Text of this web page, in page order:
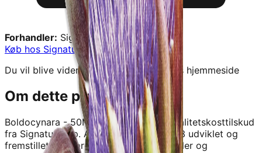
Forhandler: Signaturshop
Køb hos Signaturshop→
Du vil blive videresendt til forhandlerens hjemmeside
Om dette produkt
Boldocynara - 50ML - A. Vogeler et kvalitetskosttilskud
fra Signaturshop. A.Vogel har siden 1923 udviklet og
fremstillet helseprodukter, naturløgemidler og